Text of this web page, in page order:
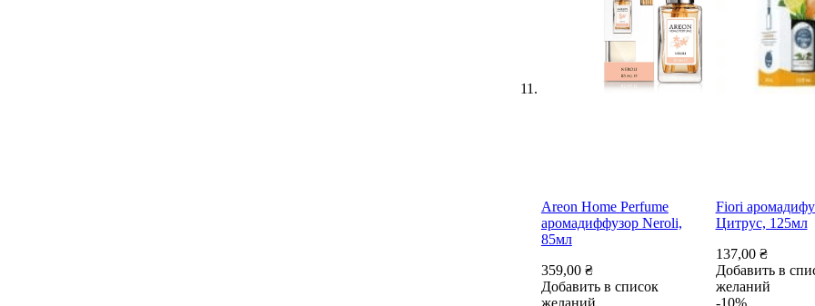
Areon Home Perfume
аромадиффузор Neroli,
85мл
359,00 ₴
Добавить в список
Fiori
Цитрус, 125мл
137,00 ₴
Добавить в
желаний